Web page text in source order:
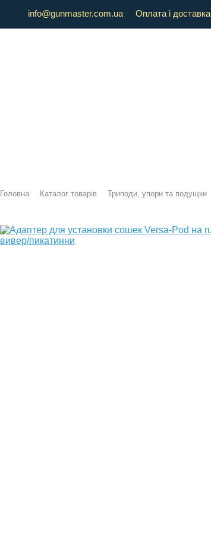
info@gunmaster.com.ua Оплата і доставка
Головна Каталог товарів Триподи, упори та подущки